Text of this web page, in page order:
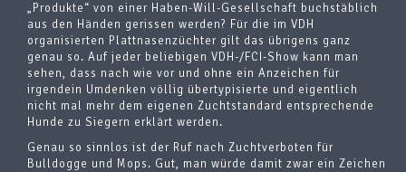
„Produkte“ von einer Haben-Will-Gesellschaft buchstäblich
aus den Händen gerissen werden? Für die im VDH
organisierten Plattnasenzüchter gilt das übrigens ganz
genau so. Auf jeder beliebigen VDH-/FCI-Show kann man
sehen, dass nach wie vor und ohne ein Anzeichen für
irgendein Umdenken völlig übertypisierte und eigentlich
nicht mal mehr dem eigenen Zuchtstandard entsprechende
Hunde zu Siegern erklärt werden.
Genau so sinnlos ist der Ruf nach Zuchtverboten für
Bulldogge und Mops. Gut, man würde damit zwar ein Zeichen